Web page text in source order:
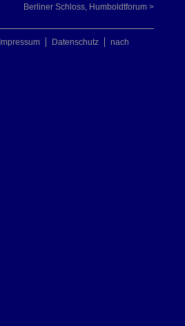
Berliner Schloss, Humboldtforum >
Impressum Datenschutz
nach